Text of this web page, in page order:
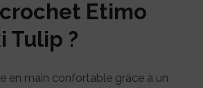
Etimo
Tulip ?
en main confortable grâce à un